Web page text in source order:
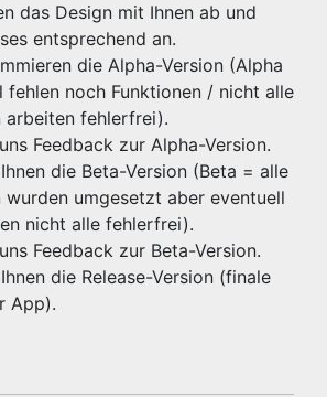
das Design mit Ihnen ab und
entsprechend an.
die Alpha-Version (Alpha
fehlen noch Funktionen / nicht alle
arbeiten fehlerfrei).
Feedback zur Alpha-Version.
die Beta-Version (Beta = alle
wurden umgesetzt aber eventuell
nicht alle fehlerfrei).
Feedback zur Beta-Version.
die Release-Version (finale
App).